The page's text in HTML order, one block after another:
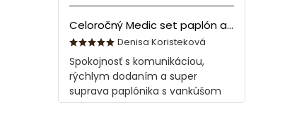
Celoročný Medic set paplón a vankúš z bavlny
Denisa Koristeková
Spokojnosť s komunikáciou,
rýchlym dodaním a super
suprava paplónika s vankúšom